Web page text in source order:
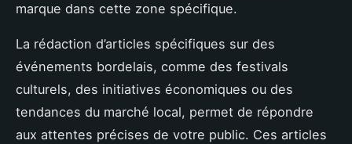
marque dans cette zone spécifique.
La rédaction d’articles spécifiques sur des
événements bordelais, comme des festivals
culturels, des initiatives économiques ou des
tendances du marché local, permet de répondre
aux attentes précises de votre public. Ces articles